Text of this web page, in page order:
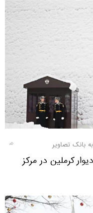
بانک تصاویر
کرملین در مرکز